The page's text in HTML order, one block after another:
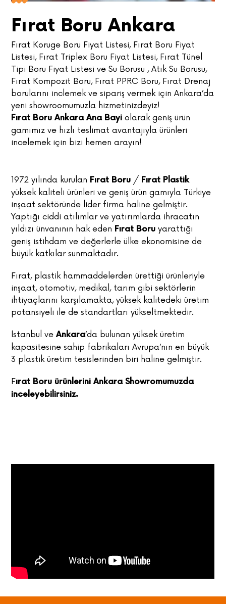
Fırat Boru Ankara
Fırat Koruge Boru Fiyat Listesi, Fırat Boru Fiyat
Listesi, Fırat Triplex Boru Fiyat Listesi, Fırat Tünel
Tipi Boru Fiyat Listesi ve Su Borusu , Atık Su Borusu,
Fırat Kompozit Boru, Fırat PPRC Boru, Fırat Drenaj
borularını inclemek ve sipariş vermek için Ankara’da
yeni showroomumuzla hizmetinizdeyiz!
Fırat Boru Ankara Ana Bayi olarak geniş ürün
gamımız ve hızlı teslimat avantajıyla ürünleri
incelemek için bizi hemen arayın!
1972 yılında kurulan Fırat Boru / Fırat Plastik
yüksek kaliteli ürünleri ve geniş ürün gamıyla Türkiye
inşaat sektöründe lider firma haline gelmiştir.
Yaptığı ciddi atılımlar ve yatırımlarda ihracatın
yıldızı ünvanının hak eden Fırat Boruyarattığı
geniş istihdam ve değerlerle ülke ekonomisine de
büyük katkılar sunmaktadır.
Fırat, plastik hammaddelerden ürettiği ürünleriyle
inşaat, otomotiv, medikal, tarım gibi sektörlerin
ihtiyaçlarını karşılamakta, yüksek kalitedeki üretim
potansiyeli ile de standartları yükseltmektedir.
İstanbul veAnkara‘da bulunan yüksek üretim
kapasitesine sahip fabrikaları Avrupa’nın en büyük
3 plastik üretim tesislerinden biri haline gelmiştir.
Fırat Boru ürünlerini Ankara Showromumuzda
inceleyebilirsiniz.